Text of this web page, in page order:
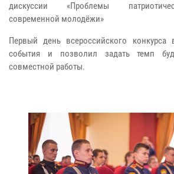
дискуссии «Проблемы
современной молодёжи»
Первый день всероссийского
события и позволил задать темп
совместной работы.